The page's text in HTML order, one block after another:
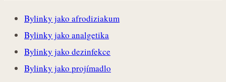
Bylinky jako afrodiziakum
Bylinky jako analgetika
Bylinky jako dezinfekce
Bylinky jako projímadlo